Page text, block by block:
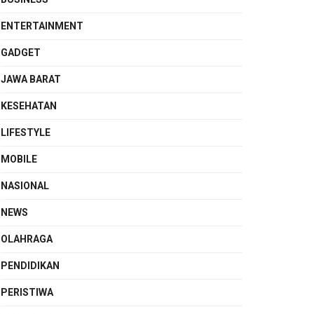
ENTERTAINMENT
GADGET
JAWA BARAT
KESEHATAN
LIFESTYLE
MOBILE
NASIONAL
NEWS
OLAHRAGA
PENDIDIKAN
PERISTIWA